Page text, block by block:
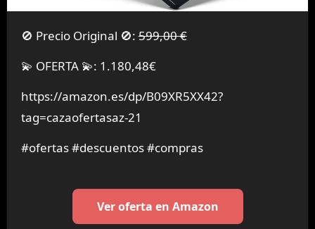
🚫 Precio Original 🚫:599,00 €
💫 OFERTA 💫: 1.180,48€
https://amazon.es/dp/B09XR5XX42?
tag=cazaofertasaz-21
#ofertas #descuentos #compras
Ver oferta en Amazon